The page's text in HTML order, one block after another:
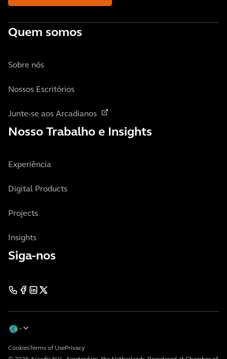
Quem somos
Sobre nós
Nossos Escritórios
Junte-se aos Arcadianos
Nosso Trabalho e Insights
Experiência
Digital Products
Projects
Insights
Siga-nos
CookiesTerms of UsePrivacy